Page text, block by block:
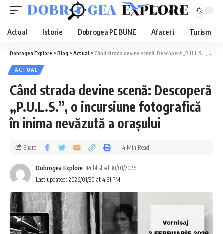
Aa
Actual Istorie Dobrogea PE BUNE Afaceri Turism
Dobrogea Explore >Blog >Actual >Când strada devine scenă: Descoperă „P.U.L.S.”, o incursiune fotografică în inima nevăzută a orașului
ACTUAL
Când strada devine scenă: Descoperă
„P.U.L.S.”, o incursiune fotografică
în inima nevăzută a orașului
Last updated: 2026/01/30 at 4:31 PM
Dobrogea Explore Published 30/01/2026
Share 4 Min Read